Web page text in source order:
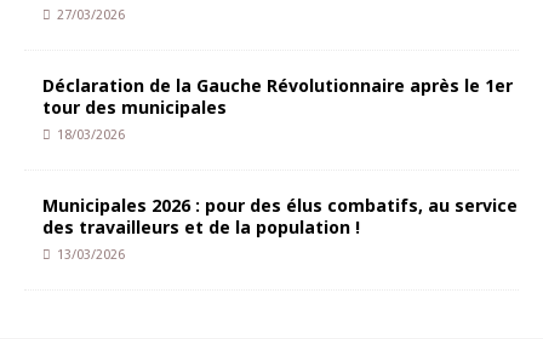
27/03/2026
Déclaration de la Gauche Révolutionnaire après le 1er
tour des municipales
18/03/2026
Municipales 2026 : pour des élus combatifs, au service
des travailleurs et de la population !
13/03/2026